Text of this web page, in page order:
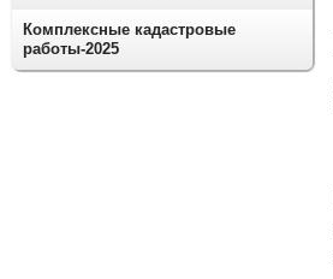
Комплексные кадастровые
работы-2025